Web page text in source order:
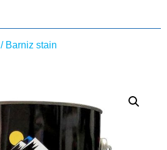
/ Barniz stain